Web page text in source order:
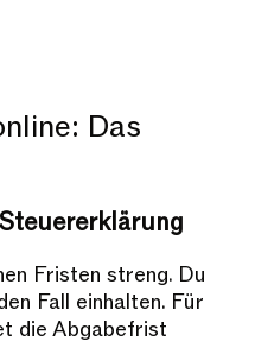
Das
Fristen streng. Du
Fall einhalten. Für
die Abgabefrist